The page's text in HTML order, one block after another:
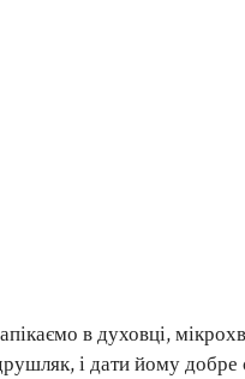
в духовці,
і дати йому добре